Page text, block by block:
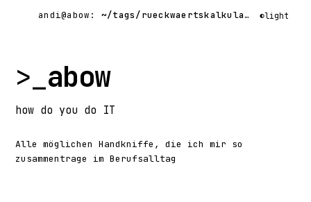
andi@abow: ~/tags/rueckwaertskalkulation/ $
◐light
>_abow
how do you do IT
Alle möglichen Handkniffe, die ich mir so
zusammentrage im Berufsalltag